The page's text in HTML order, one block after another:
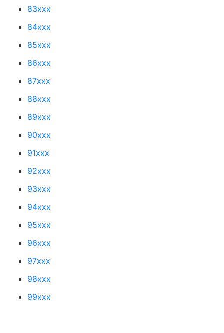
83xxx
84xxx
85xxx
86xxx
87xxx
88xxx
89xxx
90xxx
91xxx
92xxx
93xxx
94xxx
95xxx
96xxx
97xxx
98xxx
99xxx